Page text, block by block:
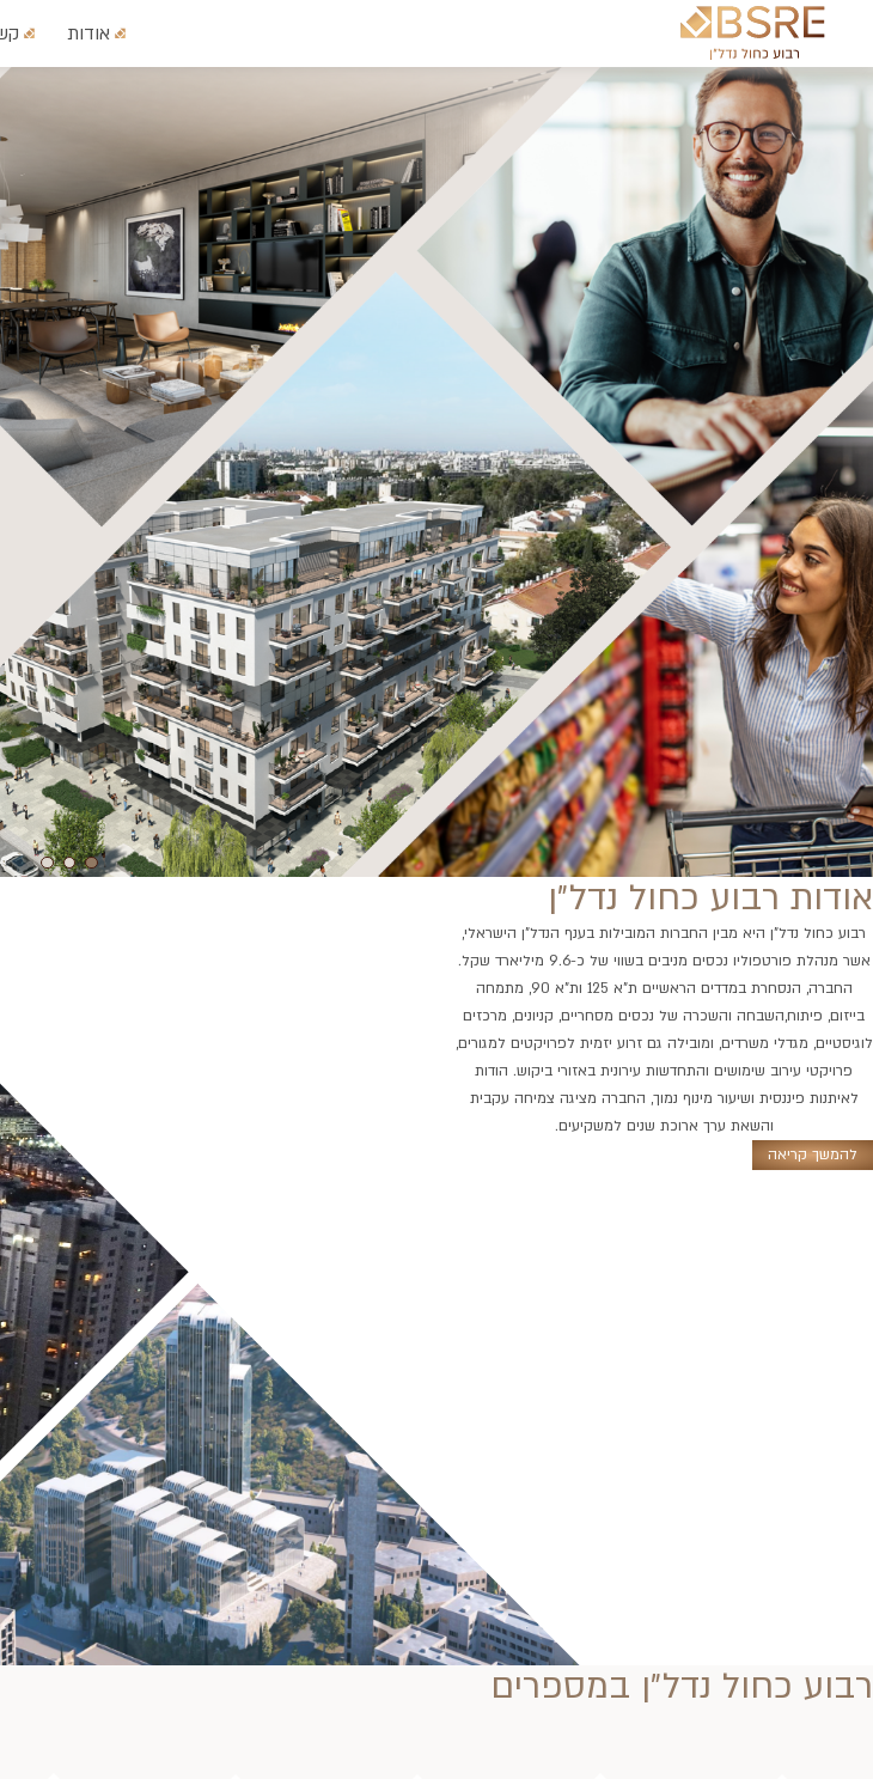
אודות
אודות רבוע כחול נדל״ן
רבוע כחול נדל"ן היא מבין החברות המובילות בענף הנדל"ן הישראלי,
אשר מנהלת פורטפוליו נכסים מניבים בשווי של כ-9.6 מיליארד שקל.
החברה, הנסחרת במדדים הראשיים ת"א 125 ות"א 90, מתמחה
בייזום, פיתוח,השבחה והשכרה של נכסים מסחריים, קניונים, מרכזים
לוגיסטיים, מגדלי משרדים, ומובילה גם זרוע יזמית לפרויקטים למגורים,
פרויקטי עירוב שימושים והתחדשות עירונית באזורי ביקוש. הודות
לאיתנות פיננסית ושיעור מינוף נמוך, החברה מציגה צמיחה עקבית
והשאת ערך ארוכת שנים למשקיעים.
להמשך קריאה
רבוע כחול נדל״ן במספרים